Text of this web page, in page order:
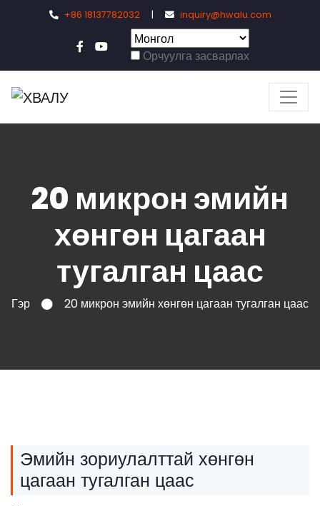
+86 18137782032 | inquiry@hwalu.com
Орчуулга засварлах
20 микрон эмийн
хөнгөн цагаан
тугалган цаас
Гэр 20 микрон эмийн хөнгөн цагаан тугалган цаас
Эмийн зориулалттай хөнгөн
цагаан тугалган цаас